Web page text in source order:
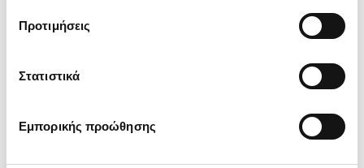
Προτιμήσεις
Στατιστικά
Εμπορικής προώθησης